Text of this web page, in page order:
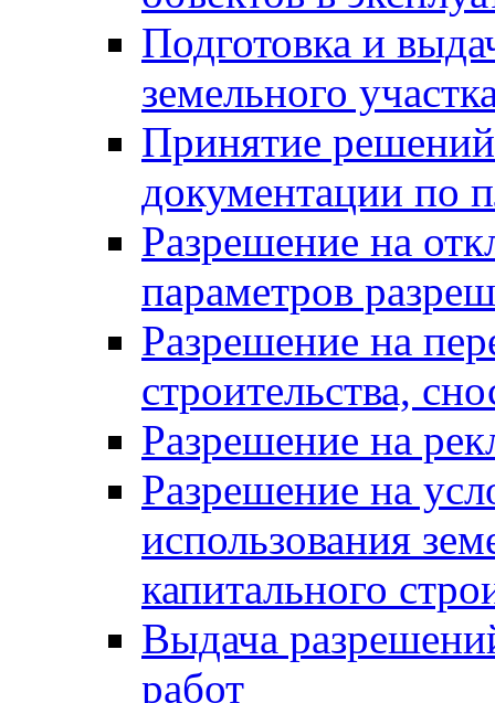
Подготовка и
земельного
Принятие
документации по
Разрешение на
параметров
Разрешение на
строительства,
Разрешение на
Разрешение на
использования
капитального
Выдача
работ